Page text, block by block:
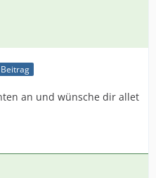
an und wünsche dir allet